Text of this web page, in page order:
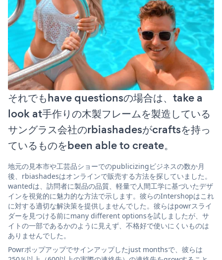
それでもhave questionsの場合は、take a
look at手作りの木製フレームを製造している
サングラス会社のrbiashadesがcraftsを持っ
ているものをbeen able to create。
地元の見本市や工芸品ショーでのpublicizingビジネスの数か月
後、rbiashadesはオンラインで販売する方法を探していました。
wantedは、訪問者に製品の品質、軽量で人間工学に基づいたデザ
インを視覚的に魅力的な方法で示します。彼らのIntershopはこれ
に対する適切な解決策を提供しませんでした。彼らはpowrスライ
ダーを見つける前にmany different optionsを試しましたが、サ
イトの一部であるかのように見えず、不格好で使いにくいものは
ありませんでした。
Powrポップアップでサインアップしたjust monthsで、彼らは